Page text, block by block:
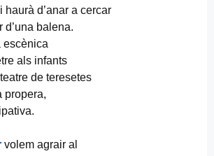
haurà d’anar a cercar
d’una balena.
escènica
als infants
de teresetes
propera,
volem agrair al